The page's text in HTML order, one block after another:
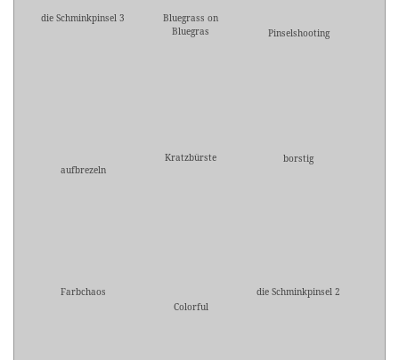
die Schminkpinsel 3
Bluegrass on
Bluegras
Pinselshooting
aufbrezeln
Kratzbürste borstig
Farbchaos
Colorful
die Schminkpinsel 2